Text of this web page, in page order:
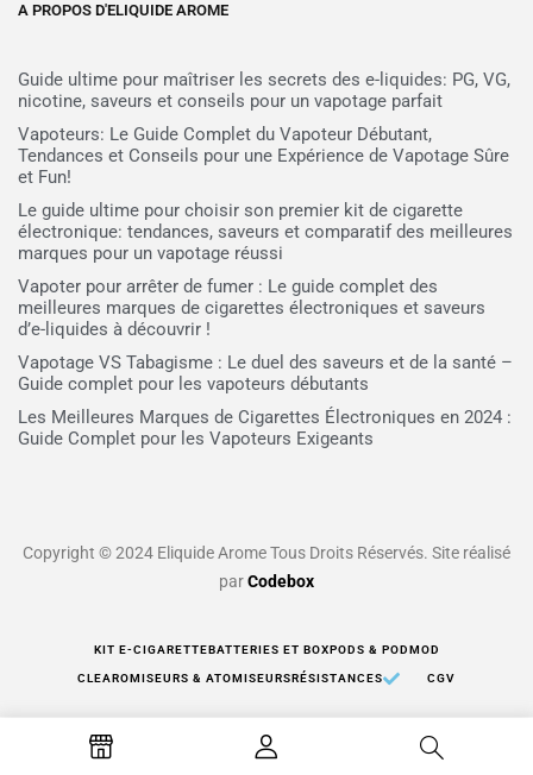
A PROPOS D'ELIQUIDE AROME
Guide ultime pour maîtriser les secrets des e-liquides: PG, VG,
nicotine, saveurs et conseils pour un vapotage parfait
Vapoteurs: Le Guide Complet du Vapoteur Débutant,
Tendances et Conseils pour une Expérience de Vapotage Sûre
et Fun!
Le guide ultime pour choisir son premier kit de cigarette
électronique: tendances, saveurs et comparatif des meilleures
marques pour un vapotage réussi
Vapoter pour arrêter de fumer : Le guide complet des
meilleures marques de cigarettes électroniques et saveurs
d’e-liquides à découvrir !
Vapotage VS Tabagisme : Le duel des saveurs et de la santé –
Guide complet pour les vapoteurs débutants
Les Meilleures Marques de Cigarettes Électroniques en 2024 :
Guide Complet pour les Vapoteurs Exigeants
Copyright © 2024 Eliquide Arome Tous Droits Réservés. Site réalisé
parCodebox
KIT E-CIGARETTEBATTERIES ET BOXPODS & PODMOD
CLEAROMISEURS & ATOMISEURSRÉSISTANCES CGV